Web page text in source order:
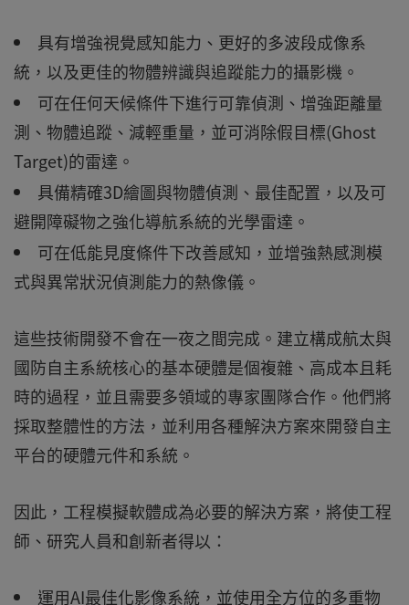
具有增強視覺感知能力、更好的多波段成像系
統，以及更佳的物體辨識與追蹤能力的攝影機。
可在任何天候條件下進行可靠偵測、增強距離量
測、物體追蹤、減輕重量，並可消除假目標(Ghost
Target)的雷達。
具備精確3D繪圖與物體偵測、最佳配置，以及可
避開障礙物之強化導航系統的光學雷達。
可在低能見度條件下改善感知，並增強熱感測模
式與異常狀況偵測能力的熱像儀。
這些技術開發不會在一夜之間完成。建立構成航太與
國防自主系統核心的基本硬體是個複雜、高成本且耗
時的過程，並且需要多領域的專家團隊合作。他們將
採取整體性的方法，並利用各種解決方案來開發自主
平台的硬體元件和系統。
因此，工程模擬軟體成為必要的解決方案，將使工程
師、研究人員和創新者得以：
運用AI最佳化影像系統，並使用全方位的多重物